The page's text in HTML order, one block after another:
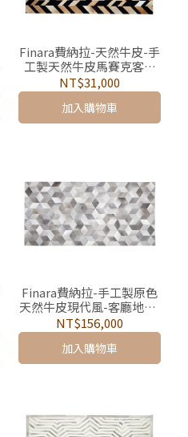
Finara費納拉-天然牛皮-手
工製天然牛皮馬賽克客廳
地墊-曼谷(150*90cm) 床
邊毯、按摩椅地墊
NT$31,000
加入購物車
Finara費納拉-手工製原色
天然牛皮現代風-客廳地墊/
地毯-奧斯曼
NT$156,000
加入購物車